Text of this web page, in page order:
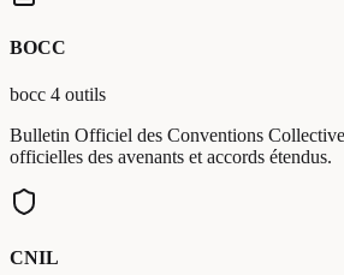
BOCC
bocc 4 outils
Bulletin Officiel des Conventions
officielles des avenants et accords étendus.
CNIL